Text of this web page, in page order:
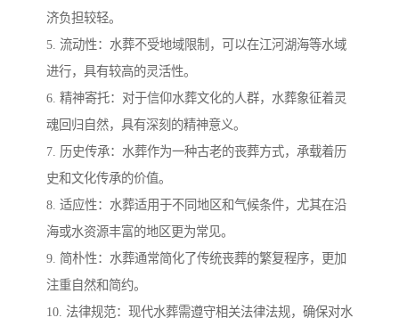
济负担较轻。
5. 流动性：水葬不受地域限制，可以在江河湖海等水域
进行，具有较高的灵活性。
6. 精神寄托：对于信仰水葬文化的人群，水葬象征着灵
魂回归自然，具有深刻的精神意义。
7. 历史传承：水葬作为一种古老的丧葬方式，承载着历
史和文化传承的价值。
8. 适应性：水葬适用于不同地区和气候条件，尤其在沿
海或水资源丰富的地区更为常见。
9. 简朴性：水葬通常简化了传统丧葬的繁复程序，更加
注重自然和简约。
10. 法律规范：现代水葬需遵守相关法律法规，确保对水